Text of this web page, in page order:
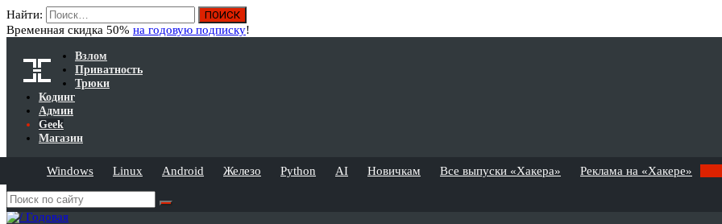
Найти:
Временная скидка 50% на годовую подписку!
Взлом
Приватность
Трюки
Кодинг
Админ
Geek
Магазин
Windows Linux Android Железо Python AI Новичкам Все выпуски «Хакера» Реклама на «Хакере»
Годовая